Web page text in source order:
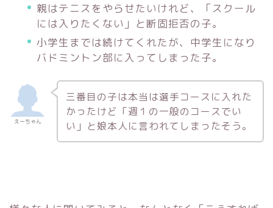
親はテニスをやらせたいけれど、「スクール
には入りたくない」と断固拒否の子。
小学生までは続けてくれたが、中学生になり
バドミントン部に入ってしまった子。
えーちゃん
三番目の子は本当は選手コースに入れた
かったけど「週１の一般のコースでい
い」と娘本人に言われてしまったそう。